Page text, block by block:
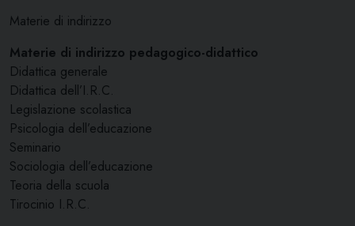
Materie di indirizzo
Materie di indirizzo pedagogico-didattico
Didattica generale
Didattica dell’I.R.C.
Legislazione scolastica
Psicologia dell’educazione
Seminario
Sociologia dell’educazione
Teoria della scuola
Tirocinio I.R.C.